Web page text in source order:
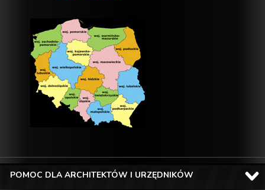
POMOC DLA ARCHITEKTÓW I URZĘDNIKÓW